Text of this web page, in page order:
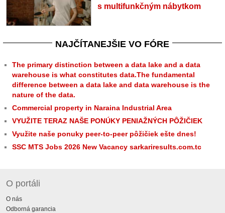
s multifunkčným nábytkom
NAJČÍTANEJŠIE VO FÓRE
The primary distinction between a data lake and a data
warehouse is what constitutes data.The fundamental
difference between a data lake and data warehouse is the
nature of the data.
Commercial property in Naraina Industrial Area
VYUŽITE TERAZ NAŠE PONÚKY PENIAŽNÝCH PÔŽIČIEK
Využite naše ponuky peer-to-peer pôžičiek ešte dnes!
SSC MTS Jobs 2026 New Vacancy sarkariresults.com.tc
O portáli
O nás
Odborná garancia